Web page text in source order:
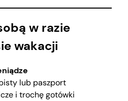
w razie
wakacji
lub paszport
i trochę gotówki